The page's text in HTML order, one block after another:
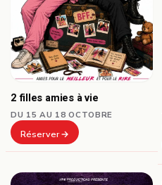
2 filles amies à vie
DU 15 AU 18 OCTOBRE
Réserver